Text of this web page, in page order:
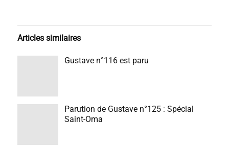
Articles similaires
Gustave n°116 est paru
Parution de Gustave n°125 : Spécial
Saint-Oma